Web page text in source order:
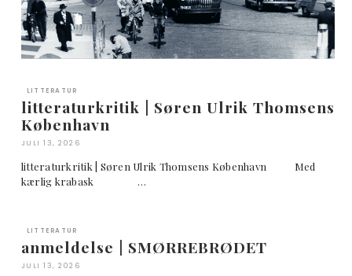
LITTERATUR
litteraturkritik | Søren Ulrik Thomsens
København
JULI 13, 2026
litteraturkritik | Søren Ulrik Thomsens København Med
kærlig krabask …
LITTERATUR
anmeldelse | SMØRREBRØDET
JULI 13, 2026